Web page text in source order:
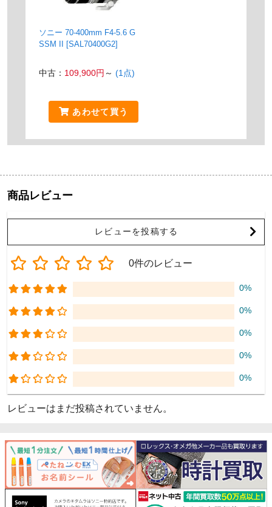
ソニー 70-400mm F4-5.6 G
SSM II [SAL70400G2]
中古： 109,900円 ～ (1点)
あわせて買う
商品レビュー
レビューを投稿する
0件のレビュー
0%
0%
0%
0%
0%
レビューはまだ投稿されていません。